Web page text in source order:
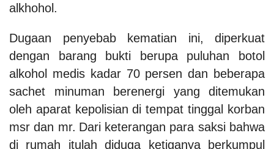
alkhohol.
Dugaan penyebab kematian ini, diperkuat
dengan barang bukti berupa puluhan botol
alkohol medis kadar 70 persen dan beberapa
sachet minuman berenergi yang ditemukan
oleh aparat kepolisian di tempat tinggal korban
msr dan mr. Dari keterangan para saksi bahwa
di rumah itulah diduga ketiganya berkumpul